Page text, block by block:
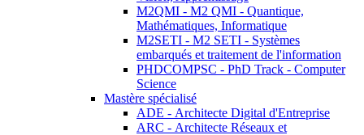
M2QMI - M2 QMI - Quantique,
Mathématiques, Informatique
M2SETI - M2 SETI - Systèmes
embarqués et traitement de l'information
PHDCOMPSC - PhD Track - Computer
Science
Mastère spécialisé
ADE - Architecte Digital d'Entreprise
ARC - Architecte Réseaux et